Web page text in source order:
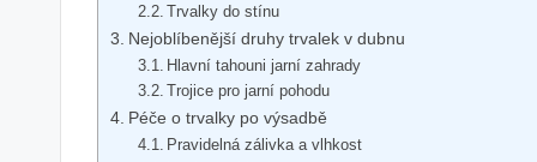
Trvalky do stínu
Nejoblíbenější druhy trvalek v dubnu
Hlavní tahouni jarní zahrady
Trojice pro jarní pohodu
Péče o trvalky po výsadbě
Pravidelná zálivka a vlhkost